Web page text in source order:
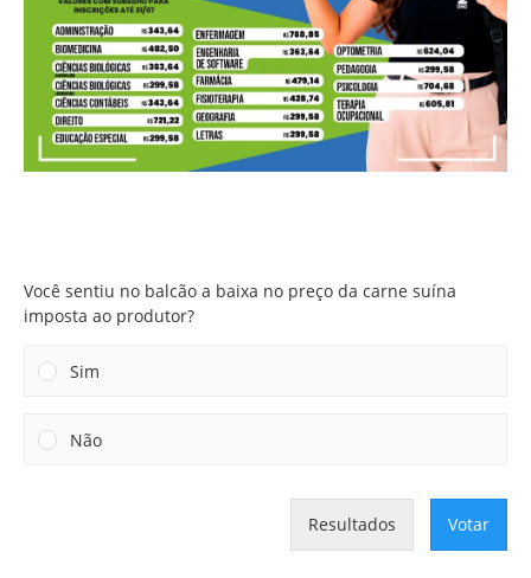
Você sentiu no balcão a baixa no preço da carne suína
imposta ao produtor?
Sim
Não
Resultados Votar